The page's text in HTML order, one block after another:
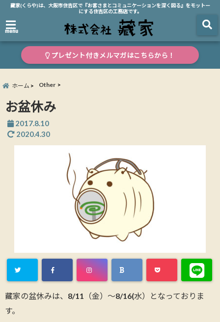
藏家(くらや)は、大阪市住吉区で『お客さまとコミュニケーションを深く図る』をモットー
にする住吉区の工務店です。
menu
プレゼント付きメルマガはこちらから！
ホーム Other
お盆休み
2017.8.10
2020.4.30
藏家の盆休みは、8/11（金）～8/16(水）となっておりま
す。